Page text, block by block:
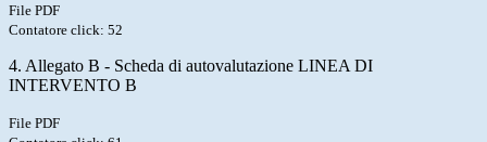
File PDF
Contatore click: 52
4. Allegato B - Scheda di autovalutazione LINEA DI
INTERVENTO B
File PDF